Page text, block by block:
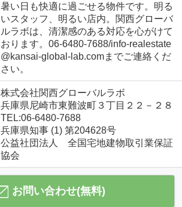
暑い日も快適に過ごせる物件です。明る
いスタッフ、明るい店内。関西グローバ
ルラボは、清潔感のある対応を心がけて
おります。06-6480-7688/info-realestate
@kansai-global-lab.comまでご連絡くだ
さい。
株式会社関西グローバルラボ
兵庫県尼崎市東難波町３丁目２２－２８
TEL:06-6480-7688
兵庫県知事 (1) 第204628号
公益社団法人 全国宅地建物取引業保証
協会
お問い合わせ(無料)